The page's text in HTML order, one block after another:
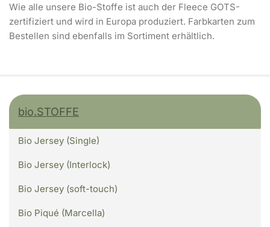
Wie alle unsere Bio-Stoffe ist auch der Fleece GOTS-
zertifiziert und wird in Europa produziert. Farbkarten zum
Bestellen sind ebenfalls im Sortiment erhältlich.
bio.STOFFE
Bio Jersey (Single)
Bio Jersey (Interlock)
Bio Jersey (soft-touch)
Bio Piqué (Marcella)